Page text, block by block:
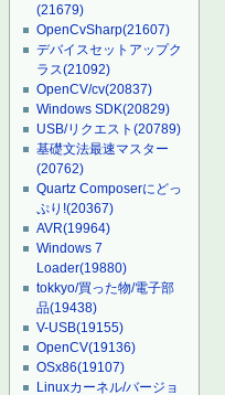
(21679)
OpenCvSharp(21607)
デバイスセットアップク
ラス(21092)
OpenCV/cv(20837)
Windows SDK(20829)
USB/リクエスト(20789)
基礎文法最速マスター
(20762)
Quartz Composerにどっ
ぷり!(20367)
AVR(19964)
Windows 7
Loader(19880)
tokkyo/買った物/電子部
品(19438)
V-USB(19155)
OpenCV(19136)
OSx86(19107)
Linuxカーネル/バージョ